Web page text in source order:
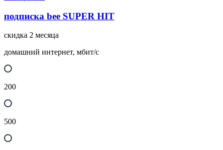
подписка bee SUPER HIT
скидка 2 месяца
домашний интернет, мбит/с
200
500